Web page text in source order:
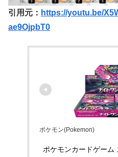
引用元： https://youtu.be/
ae9OjpbT0
ポケモン(Pokemon)
ポケモンカードゲーム